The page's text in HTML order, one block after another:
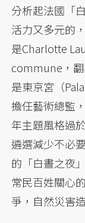
分析起法國「
活力又多元的
是Charlotte
commune，
是東京宮（
擔任藝術總監
年主題風格過
遴選減少不必
的「白晝之夜
常民百姓關心
爭，自然災害